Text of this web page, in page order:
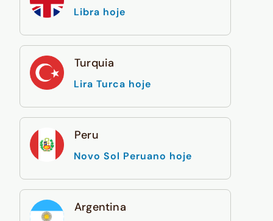
Libra hoje
Turquia
Lira Turca hoje
Peru
Novo Sol Peruano hoje
Argentina